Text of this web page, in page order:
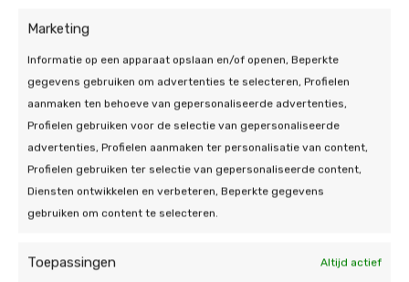
Marketing
Informatie op een apparaat opslaan en/of openen, Beperkte
gegevens gebruiken om advertenties te selecteren, Profielen
aanmaken ten behoeve van gepersonaliseerde advertenties,
Profielen gebruiken voor de selectie van gepersonaliseerde
advertenties, Profielen aanmaken ter personalisatie van content,
Profielen gebruiken ter selectie van gepersonaliseerde content,
Diensten ontwikkelen en verbeteren, Beperkte gegevens
gebruiken om content te selecteren.
Toepassingen Altijd actief
Waarom kiezen voor een
warmtepomp in
Zevenaar?
Een warmtepomp is niet alleen goed voor het milieu,
maar biedt ook veel praktische voordelen:
Meer comfort
, zowel bij koude als warme dagen.